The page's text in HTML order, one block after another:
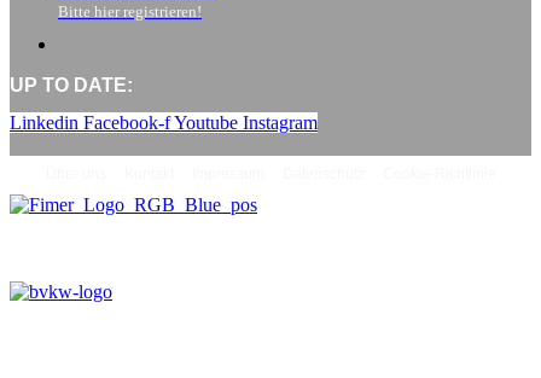
Bitte hier registrieren!
UP TO DATE:
Linkedin Facebook-fYoutube Instagram